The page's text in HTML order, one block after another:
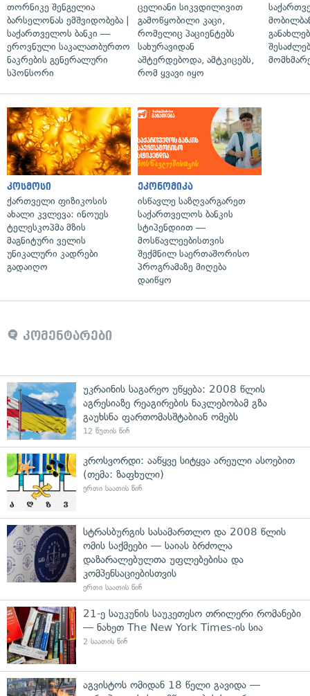
თორნიკე შენგელია
ბარსელონას ემშვიდობება |
საქართველოს ბანკი —
ეროვნული საკალათბურთო
ნაკრების გენერალური
სპონსორი
ცელიანი სიკვდილივით
გამოწყობილი კაცი,
რომელიც პაციენტებს
სახურავიდან
აშტერდებოდა, ამტკიცებს,
რომ ყვავი იყო
კოსმოსი
ქართველი ფიზიკოსის
ახალი კვლევა: ინოუეს
ტელესკოპმა მზის
მაგნიტური ველის
უნიკალური კადრები
გადაიღო
ეკონომიკა
ისწავლე საზღვარგარეთ
საქართველოს ბანკის
სტიპენდიით —
მოსწავლეებისთვის
შექმნილ საერთაშორისო
პროგრამაზე მიღება
დაიწყო
კომენტარები
უკრაინის საგარეო უწყება: 2008 წლის
აგრესიაზე რეაგირების ნაკლებობამ გზა
გაუხსნა ფართომასშტაბიან ომებს
12 წუთის წინ
კროსვორდი: ააწყვე სიტყვა არეული ასოებით
(თემა: ზაფხული)
ერთი საათის წინ
სტრასბურგის სასამართლო და 2008 წლის
ომის საქმეები — საიას ბრძოლა
დაზარალებულთა უფლებებისა და
კომპენსაციებისთვის
ერთი საათის წინ
21-ე საუკუნის საუკეთესო თრილერი რომანები
— ნახეთ The New York Times-ის სია
2 საათის წინ
აგვისტოს ომიდან 18 წელი გავიდა —